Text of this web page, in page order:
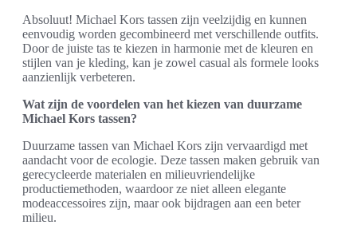
Absoluut! Michael Kors tassen zijn veelzijdig en kunnen
eenvoudig worden gecombineerd met verschillende outfits.
Door de juiste tas te kiezen in harmonie met de kleuren en
stijlen van je kleding, kan je zowel casual als formele looks
aanzienlijk verbeteren.
Wat zijn de voordelen van het kiezen van duurzame
Michael Kors tassen?
Duurzame tassen van Michael Kors zijn vervaardigd met
aandacht voor de ecologie. Deze tassen maken gebruik van
gerecycleerde materialen en milieuvriendelijke
productiemethoden, waardoor ze niet alleen elegante
modeaccessoires zijn, maar ook bijdragen aan een beter
milieu.